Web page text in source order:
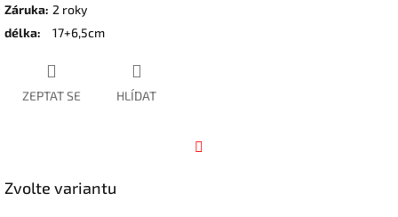
Záruka: 2 roky
délka: 17+6,5cm
ZEPTAT SE HLÍDAT
Zvolte variantu